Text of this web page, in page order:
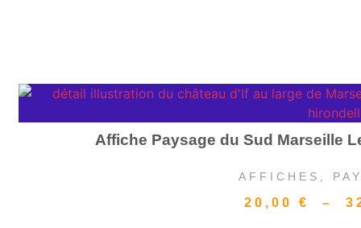
Affiche Paysage du Sud Marseille
AFFICHES
20,00€ –